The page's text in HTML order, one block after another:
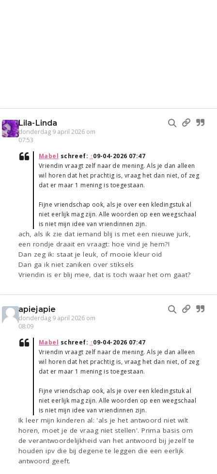
Lila-Linda
donderdag 9 april 2026 om
07:53
Mabel schreef: ↑09-04-2026 07:47
Vriendin vraagt zelf naar de mening. Als je dan alleen
wil horen dat het prachtig is, vraag het dan niet, of zeg
dat er maar 1 mening is toegestaan.
Fijne vriendschap ook, als je over een kledingstuk al
niet eerlijk mag zijn. Alle woorden op een weegschaal
is niet mijn idee van vriendinnen zijn.
ach, als ik zie dat iemand blij is met een nieuwe jurk,
een rondje draait en vraagt: hoe vind je hem?!
Dan zeg ik: staat je leuk, of mooie kleur oid
Dan ga ik niet zaniken over stiksels
Vriendin is er blij mee, dat is toch waar het om gaat?
apiejapie
donderdag 9 april 2026 om
08:09
Mabel schreef: ↑09-04-2026 07:47
Vriendin vraagt zelf naar de mening. Als je dan alleen
wil horen dat het prachtig is, vraag het dan niet, of zeg
dat er maar 1 mening is toegestaan.
Fijne vriendschap ook, als je over een kledingstuk al
niet eerlijk mag zijn. Alle woorden op een weegschaal
is niet mijn idee van vriendinnen zijn.
Ik leer mijn kinderen al: 'als je het antwoord niet wilt
horen, moet je de vraag niet stellen'. Prima basis om
de verantwoordelijkheid van het antwoord bij jezelf te
houden ipv die bij degene te leggen die een eerlijk
antwoord geeft.